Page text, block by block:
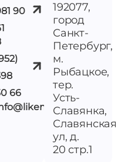
90
66
192077,
город
Санкт-
Петербург,
м.
Рыбацкое,
тер.
Усть-
Славянка,
Славянская
ул, д.
20 стр.1